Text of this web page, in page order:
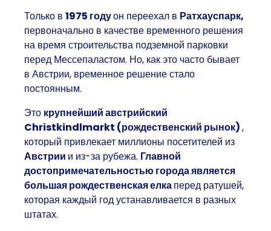
Только в 1975 годуон переехал в Ратхауспарк,
первоначально в качестве временного решения
на время строительства подземной парковки
перед Мессепаластом. Но, как это часто бывает
в Австрии, временное решение стало
постоянным.
Это крупнейший австрийский
Christkindlmarkt (рождественский рынок),
который привлекает миллионы посетителей из
Австрии и из-за рубежа. Главной
достопримечательностью города является
большая рождественская елкаперед ратушей,
которая каждый год устанавливается в разных
штатах.